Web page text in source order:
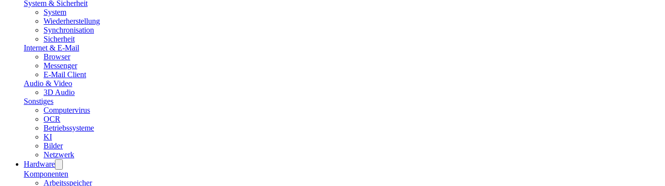
System & Sicherheit
System
Wiederherstellung
Synchronisation
Sicherheit
Internet & E-Mail
Browser
Messenger
E-Mail Client
Audio & Video
3D Audio
Sonstiges
Computervirus
OCR
Betriebssysteme
KI
Bilder
Netzwerk
Hardware
Komponenten
Arbeitsspeicher